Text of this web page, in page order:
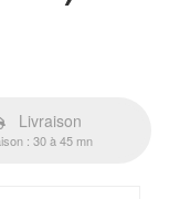
Livraison
: 30 à 45 mn